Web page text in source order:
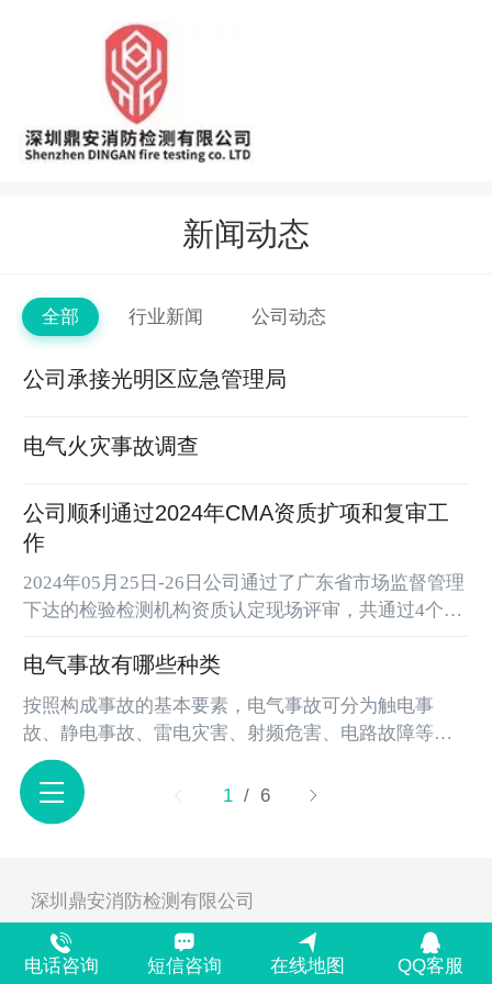
新闻动态
全部 行业新闻 公司动态
公司承接光明区应急管理局
电气火灾事故调查
公司顺利通过2024年CMA资质扩项和复审工
作
2024年05月25日-26日公司通过了广东省市场监督管理
下达的检验检测机构资质认定现场评审，共通过4个领
充电设施检测、涂层烘干设备检测、教室照度检测。
电气事故有哪些种类
按照构成事故的基本要素，电气事故可分为触电事
故、静电事故、雷电灾害、射频危害、电路故障等五
类。1、触电事故是由电流的能量造成的。触电是电流
对人体的伤害。电流对人体的伤害可以分为电击和电
伤。绝大部分触电伤亡事故都含有电击的成分。2、静
来的相对静止的正电荷和负电荷。静电电压可能高达
数万乃至数十万伏，可能在...
1 / 6
深圳鼎安消防检测有限公司
深圳市光明新区汇业路汇业科技园综合楼二楼
电话：075523696637
电话咨询 短信咨询 在线地图 QQ客服